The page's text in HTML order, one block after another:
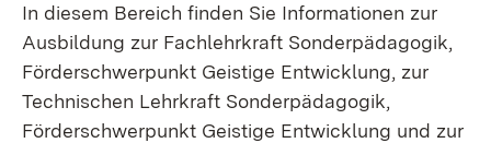
In diesem Bereich finden Sie Informationen zur
Ausbildung zur Fachlehrkraft Sonderpädagogik,
Förderschwerpunkt Geistige Entwicklung, zur
Technischen Lehrkraft Sonderpädagogik,
Förderschwerpunkt Geistige Entwicklung und zur